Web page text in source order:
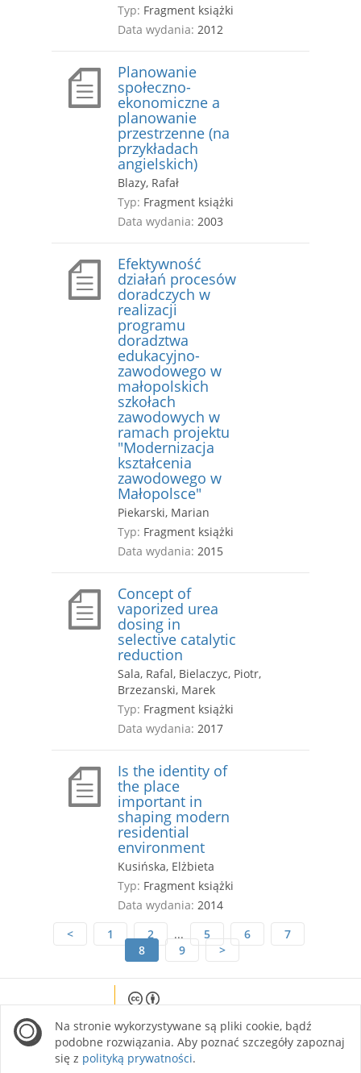
Typ: Fragment książki
Data wydania: 2012
Planowanie
społeczno-
ekonomiczne a
planowanie
przestrzenne (na
przykładach
angielskich)
Blazy, Rafał
Typ: Fragment książki
Data wydania: 2003
Efektywność
działań procesów
doradczych w
realizacji
programu
doradztwa
edukacyjno-
zawodowego w
małopolskich
szkołach
zawodowych w
ramach projektu
"Modernizacja
kształcenia
zawodowego w
Małopolsce"
Piekarski, Marian
Typ: Fragment książki
Data wydania: 2015
Concept of
vaporized urea
dosing in
selective catalytic
reduction
Sala, Rafal, Bielaczyc, Piotr,
Brzezanski, Marek
Typ: Fragment książki
Data wydania: 2017
Is the identity of
the place
important in
shaping modern
residential
environment
Kusińska, Elżbieta
Typ: Fragment książki
Data wydania: 2014
<
1 2 ... 5 6
7
8
9 >
site is licensed under a Creative Commons
Attribution 4.0 International license.
Na stronie wykorzystywane są pliki cookie, bądź
podobne rozwiązania. Aby poznać szczegóły zapoznaj
się z polityką prywatności.